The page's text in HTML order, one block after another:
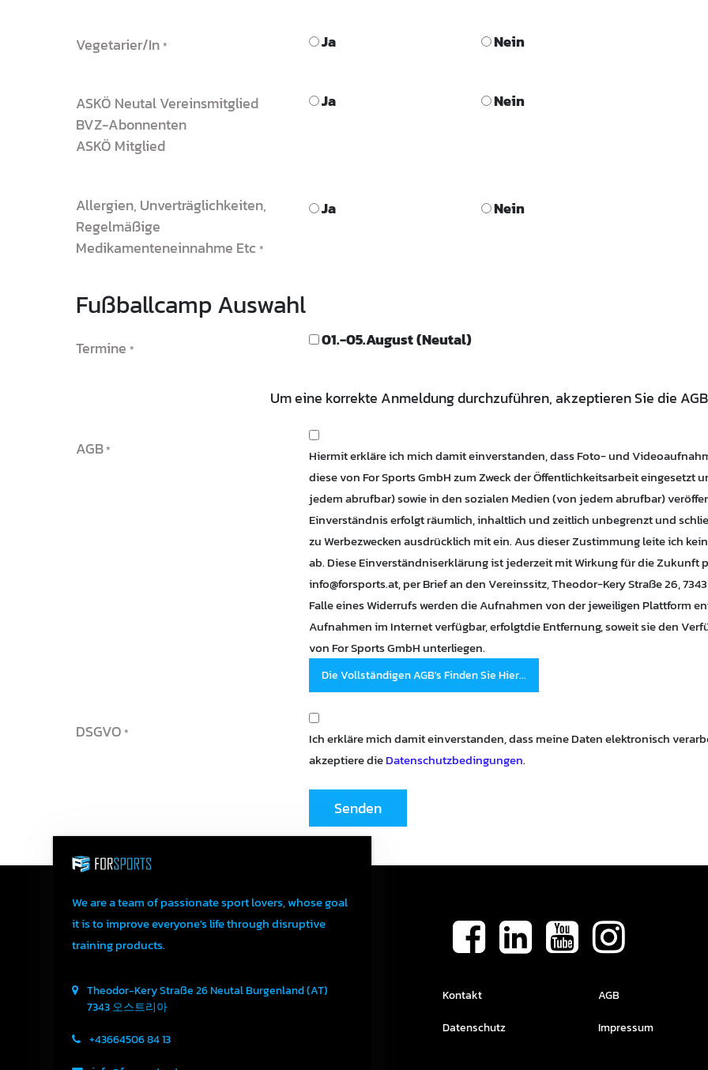
Vegetarier/in Ja Nein
ASKÖ Neutal Vereinsmitglied
BVZ-Abonnenten
ASKÖ Mitglied
Ja Nein
Allergien, Unverträglichkeiten,
Regelmäßige
Medikamenteneinnahme Etc
Ja Nein
Fußballcamp Auswahl
Termine 01.-05.August (Neutal)
Um eine korrekte Anmeldung durchzuführen, akzeptieren Sie die
AGB
Hiermit erkläre ich mich damit einverstanden, dass Foto- und
diese von For Sports GmbH zum Zweck der Öffentlichkeitsarbeit eingesetzt
jedem abrufbar) sowie in den sozialen Medien (von jedem abrufbar)
Einverständnis erfolgt räumlich, inhaltlich und zeitlich unbegrenzt und
zu Werbezwecken ausdrücklich mit ein. Aus dieser Zustimmung leite ich
ab. Diese Einverständniserklärung ist jederzeit mit Wirkung für die Zukunft
info@forsports.at, per Brief an den Vereinssitz, Theodor-Kery Straße 26,
Falle eines Widerrufs werden die Aufnahmen von der jeweiligen Plattform
Aufnahmen im Internet verfügbar, erfolgtdie Entfernung, soweit sie den
von For Sports GmbH unterliegen.
Die Vollständigen AGB's Finden Sie Hier...
DSGVO
Ich erkläre mich damit einverstanden, dass meine Daten elektronisch
akzeptiere dieDatenschutzbedingungen.
Senden
We are a team of passionate sport lovers, whose goal
it is to improve everyone's life through disruptive
training products.
Theodor-Kery Straße 26NeutalBurgenland (AT)
7343오스트리아
+43664506 84 13
Kontakt
Datenschutz
AGB
Impressum